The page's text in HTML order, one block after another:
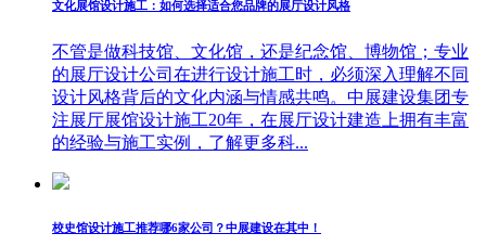
文化展馆设计施工：如何选择适合您品牌的展厅设计风格
不管是做科技馆、文化馆，还是纪念馆、博物馆；专业
的展厅设计公司在进行设计施工时，必须深入理解不同
设计风格背后的文化内涵与情感共鸣。中展建设集团专
注展厅展馆设计施工20年，在展厅设计建造上拥有丰富
的经验与施工实例，了解更多科...
校史馆设计施工推荐哪6家公司？中展建设在其中！